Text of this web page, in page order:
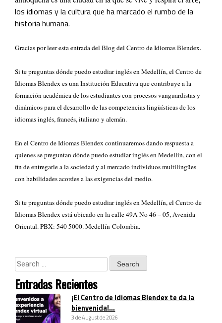
los idiomas y la cultura que ha marcado el rumbo de la
historia humana.
Gracias por leer esta entrada del Blog del Centro de Idiomas Blendex.
Si te preguntas dónde puedo estudiar inglés en Medellín, el Centro de
Idiomas Blendex es una Institución Educativa que contribuye a la
formación académica de los estudiantes con procesos vanguardistas y
dinámicos para el desarrollo de las competencias lingüísticas de los
idiomas inglés, francés, italiano y alemán.
En el Centro de Idiomas Blendex continuaremos dando respuesta a
quienes se preguntan dónde puedo estudiar inglés en Medellín, con el
fin de entregarle a la sociedad y al mercado individuos multilíngües
con habilidades acordes a las exigencias del medio.
Si te preguntas dónde puedo estudiar inglés en Medellín, el Centro de
Idiomas Blendex está ubicado en la calle 49A No 46 – 05, Avenida
Oriental. PBX: 540 5000. Medellín-Colombia.
Entradas Recientes
¡El Centro de Idiomas Blendex te da la
bienvenida!...
3 de August de 2026